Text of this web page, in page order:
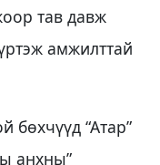
тав давж
амжилттай
бөхчүүд “Атар”
анхны”